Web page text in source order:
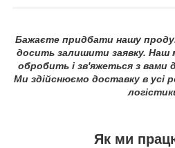
Бажаєте придбати нашу
досить залишити заявку. Наш
обробить і зв'яжеться з вами
Ми здійснюємо доставку в усі
Як ми